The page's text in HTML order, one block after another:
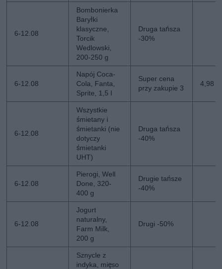
6-12.08
Bombonierka
Baryłki
klasyczne,
Torcik
Wedlowski,
200-250 g
Druga tańsza
-30%
6-12.08
Napój Coca-
Cola, Fanta,
Sprite, 1,5 l
Super cena
przy zakupie 3
4,98
6-12.08
Wszystkie
śmietany i
śmietanki (nie
dotyczy
śmietanki
UHT)
Druga tańsza
-40%
6-12.08
Pierogi, Well
Done, 320-
400 g
Drugie tańsze
-40%
6-12.08
Jogurt
naturalny,
Farm Milk,
200 g
Drugi -50%
Sznycle z
indyka, mięso